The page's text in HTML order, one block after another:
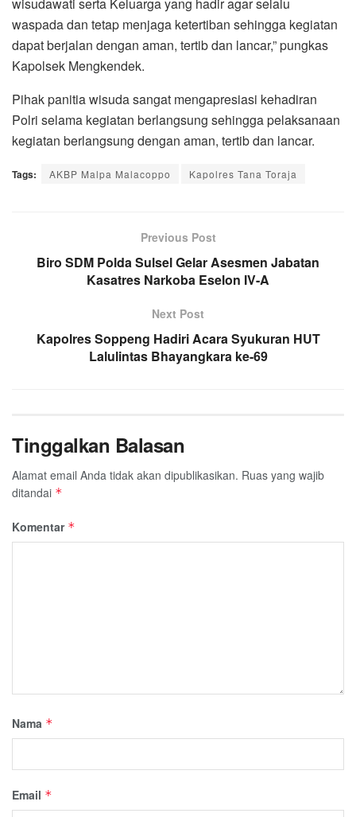
waspada dan tetap menjaga ketertiban sehingga kegiatan
dapat berjalan dengan aman, tertib dan lancar,” pungkas
Kapolsek Mengkendek.
Pihak panitia wisuda sangat mengapresiasi kehadiran
Polri selama kegiatan berlangsung sehingga pelaksanaan
kegiatan berlangsung dengan aman, tertib dan lancar.
Tags: AKBP Malpa Malacoppo Kapolres Tana Toraja
Previous Post
Biro SDM Polda Sulsel Gelar Asesmen Jabatan
Kasatres Narkoba Eselon IV-A
Next Post
Kapolres Soppeng Hadiri Acara Syukuran HUT
Lalulintas Bhayangkara ke-69
Tinggalkan Balasan
Alamat email Anda tidak akan dipublikasikan. Ruas yang wajib
ditandai *
Komentar *
Nama *
Email *